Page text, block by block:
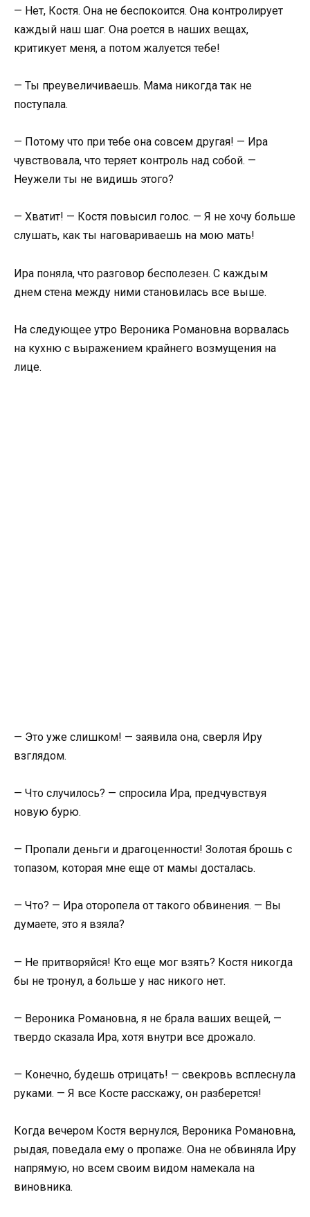
— Нет, Костя. Она не беспокоится. Она контролирует
каждый наш шаг. Она роется в наших вещах,
критикует меня, а потом жалуется тебе!
— Ты преувеличиваешь. Мама никогда так не
поступала.
— Потому что при тебе она совсем другая! — Ира
чувствовала, что теряет контроль над собой. —
Неужели ты не видишь этого?
— Хватит! — Костя повысил голос. — Я не хочу больше
слушать, как ты наговариваешь на мою мать!
Ира поняла, что разговор бесполезен. С каждым
днем стена между ними становилась все выше.
На следующее утро Вероника Романовна ворвалась
на кухню с выражением крайнего возмущения на
лице.
— Это уже слишком! — заявила она, сверля Иру
взглядом.
— Что случилось? — спросила Ира, предчувствуя
новую бурю.
— Пропали деньги и драгоценности! Золотая брошь с
топазом, которая мне еще от мамы досталась.
— Что? — Ира оторопела от такого обвинения. — Вы
думаете, это я взяла?
— Не притворяйся! Кто еще мог взять? Костя никогда
бы не тронул, а больше у нас никого нет.
— Вероника Романовна, я не брала ваших вещей, —
твердо сказала Ира, хотя внутри все дрожало.
— Конечно, будешь отрицать! — свекровь всплеснула
руками. — Я все Косте расскажу, он разберется!
Когда вечером Костя вернулся, Вероника Романовна,
рыдая, поведала ему о пропаже. Она не обвиняла Иру
напрямую, но всем своим видом намекала на
виновника.